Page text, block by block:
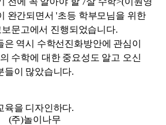
완간되면서 '초등 학부모님을 위한
문고에서 진행되었습니다.
역시 수학선진화방안에 관심이
수학에 대한 중요성도 알고 오신
들이 많았습니다.
육을 디자인하다.
(주)놀이나무